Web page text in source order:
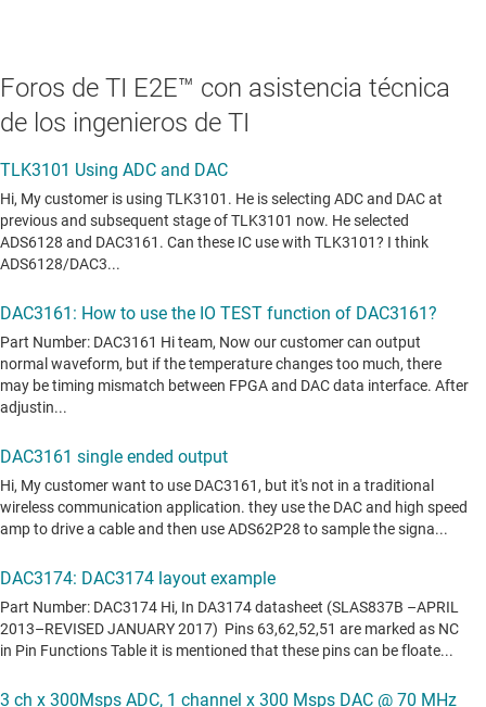
Foros de TI E2E™ con asistencia técnica
de los ingenieros de TI